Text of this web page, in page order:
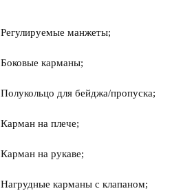
Регулируемые манжеты;
Боковые карманы;
Полукольцо для бейджа/пропуска;
Карман на плече;
Карман на рукаве;
Нагрудные карманы с клапаном;